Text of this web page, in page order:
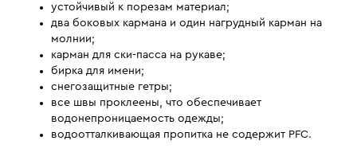
устойчивый к порезам материал;
два боковых кармана и один нагрудный карман на
молнии;
карман для ски-пасса на рукаве;
бирка для имени;
снегозащитные гетры;
все швы проклеены, что обеспечивает
водонепроницаемость одежды;
водоотталкивающая пропитка не содержит PFC.